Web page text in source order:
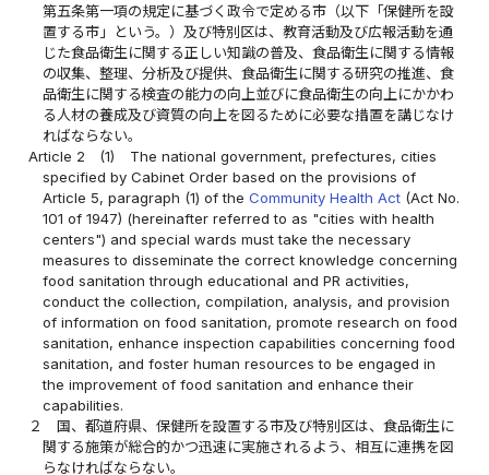
第五条第一項の規定に基づく政令で定める市（以下「保健所を設
置する市」という。）及び特別区は、教育活動及び広報活動を通
じた食品衛生に関する正しい知識の普及、食品衛生に関する情報
の収集、整理、分析及び提供、食品衛生に関する研究の推進、食
品衛生に関する検査の能力の向上並びに食品衛生の向上にかかわ
る人材の養成及び資質の向上を図るために必要な措置を講じなけ
ればならない。
Article 2
(1)
The national government, prefectures, cities
specified by Cabinet Order based on the provisions of
Article 5, paragraph (1) of theCommunity Health Act (Act No.
101 of 1947) (hereinafter referred to as "cities with health
centers") and special wards must take the necessary
measures to disseminate the correct knowledge concerning
food sanitation through educational and PR activities,
conduct the collection, compilation, analysis, and provision
of information on food sanitation, promote research on food
sanitation, enhance inspection capabilities concerning food
sanitation, and foster human resources to be engaged in
the improvement of food sanitation and enhance their
capabilities.
２
国、都道府県、保健所を設置する市及び特別区は、食品衛生に
関する施策が総合的かつ迅速に実施されるよう、相互に連携を図
らなければならない。